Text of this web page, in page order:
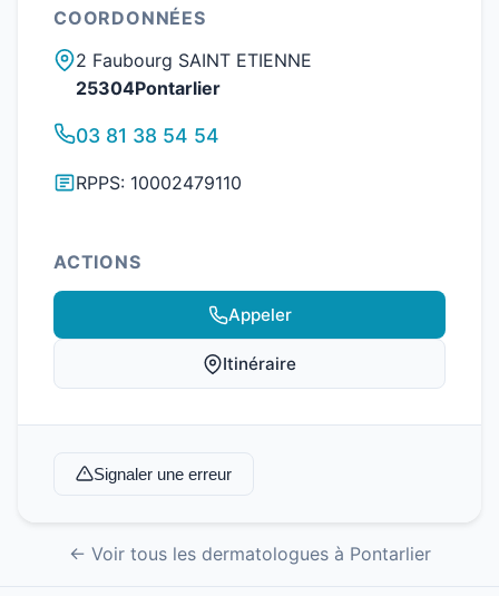
COORDONNÉES
2 Faubourg SAINT ETIENNE
25304Pontarlier
03 81 38 54 54
RPPS: 10002479110
ACTIONS
Appeler
Itinéraire
Signaler une erreur
← Voir tous les dermatologues à Pontarlier